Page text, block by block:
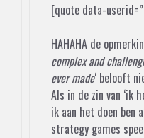
[quote data-
HAHAHA de
complex and
ever made‘ belooft
Als in de zin van ‘ik
ik aan het doen ben
strategy games